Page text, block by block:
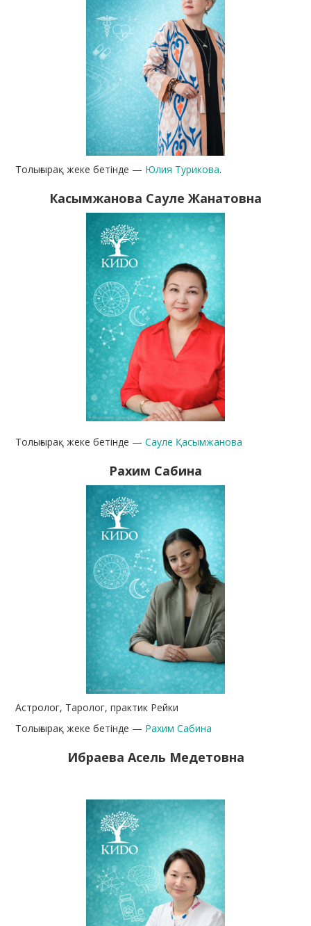
Толығырақ жеке бетінде — Юлия Турикова.
Касымжанова Сауле Жанатовна
Толығырақ жеке бетінде —Сауле Қасымжанова
Рахим Сабина
Астролог, Таролог, практик Рейки
Толығырақ жеке бетінде — Рахим Сабина
Ибраева Асель Медетовна